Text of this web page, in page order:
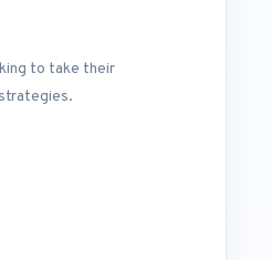
to take their